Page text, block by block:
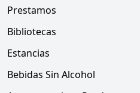
Prestamos
Bibliotecas
Estancias
Bebidas Sin Alcohol